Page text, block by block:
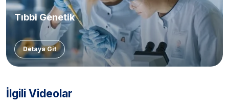
Tıbbi Genetik
Detaya Git
İlgili Videolar